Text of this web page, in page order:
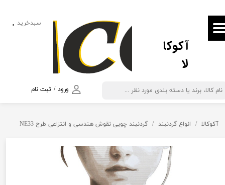
آکوکا
لا
ورود / ثبت نام
حساب کاربری من
تغییر گذر واژه
خروج از حساب کاربری
۰ سبدخرید
آکوکالا انواع گردنبند گردنبند چوبی نقوش هندسی و انتزاعی طرح NE33